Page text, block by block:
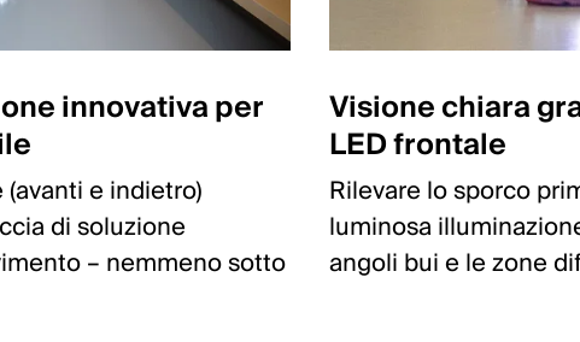
innovativa per
e indietro)
di soluzione
– nemmeno sotto
Visione chiara
LED frontale
Rilevare lo sporco
luminosa
angoli bui e le zone